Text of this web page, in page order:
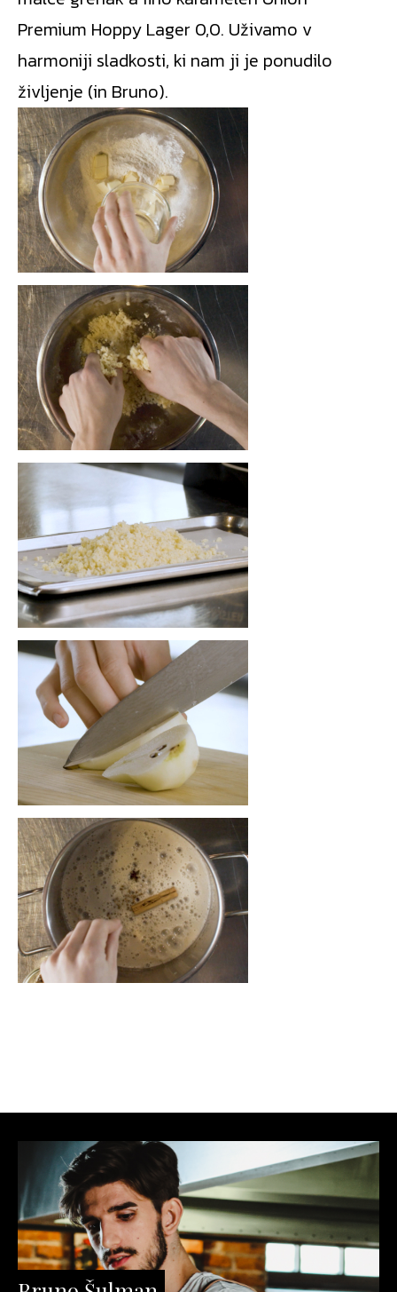
Premium Hoppy Lager 0,0. Uživamo v
harmoniji sladkosti, ki nam ji je ponudilo
življenje (in Bruno).